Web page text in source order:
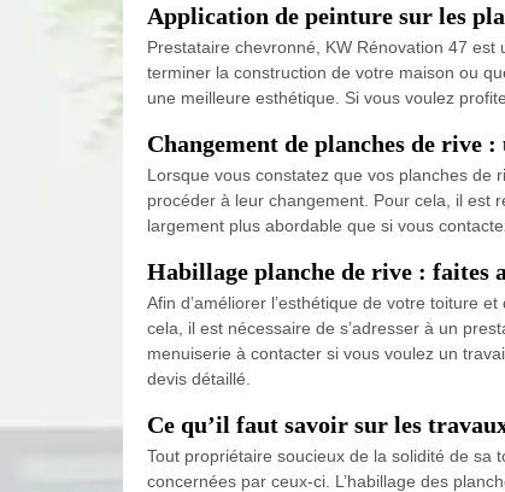
Application de peinture sur les
Prestataire chevronné, KW Rénovation 47
terminer la construction de votre maison ou
une meilleure esthétique. Si vous voulez
Changement de planches de rive
Lorsque vous constatez que vos planches de
procéder à leur changement. Pour cela, il est
largement plus abordable que si vous
Habillage planche de rive : faites
Afin d’améliorer l’esthétique de votre toiture
cela, il est nécessaire de s’adresser à un
menuiserie à contacter si vous voulez un
devis détaillé.
Ce qu’il faut savoir sur les
Tout propriétaire soucieux de la solidité de sa
concernées par ceux-ci. L’habillage des